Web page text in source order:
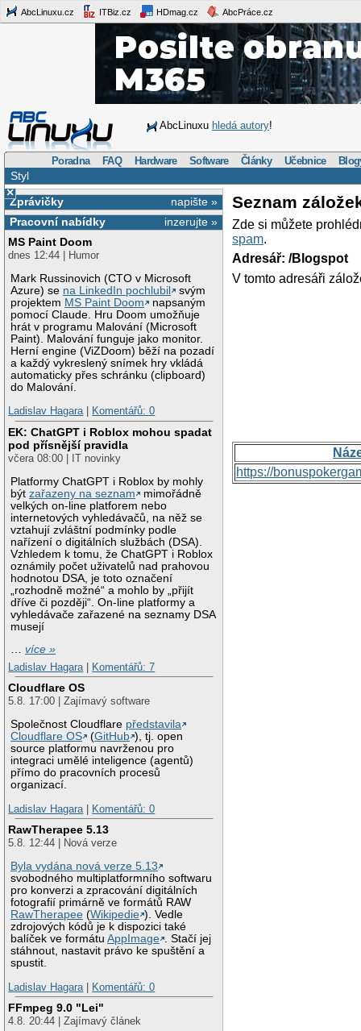
AbcLinuxu.cz ITBiz.cz HDmag.cz AbcPráce.cz
AbcLinuxu hledá autory!
Poradna FAQ Hardware Software Články Učebnice
Styl
×
napište »
Zprávičky
inzerujte »
Pracovní nabídky
MS Paint Doom
dnes 12:44 | Humor
Mark Russinovich (CTO v Microsoft
Azure) se na LinkedIn pochlubil
svým
projektem MS Paint Doom
napsaným
pomocí Claude. Hru Doom umožňuje
hrát v programu Malování (Microsoft
Paint). Malování funguje jako monitor.
Herní engine (ViZDoom) běží na pozadí
a každý vykreslený snímek hry vkládá
automaticky přes schránku (clipboard)
do Malování.
Ladislav Hagara| Komentářů: 0
EK: ChatGPT i Roblox mohou spadat
pod přísnější pravidla
včera 08:00 | IT novinky
Platformy ChatGPT i Roblox by mohly
býtzařazeny na seznam
mimořádně
velkých on-line platforem nebo
internetových vyhledávačů, na něž se
vztahují zvláštní podmínky podle
nařízení o digitálních službách (DSA).
Vzhledem k tomu, že ChatGPT i Roblox
oznámily počet uživatelů nad prahovou
hodnotou DSA, je toto označení
„rozhodně možné“ a mohlo by „přijít
dříve či později“. On-line platformy a
vyhledávače zařazené na seznamy DSA
musejí
…více »
Ladislav Hagara
Komentářů: 7
Cloudflare OS
5.8. 17:00 | Zajímavý software
Společnost Cloudflare představila
Cloudflare OS
(GitHub ), tj. open
source platformu navrženou pro
integraci umělé inteligence (agentů)
přímo do pracovních procesů
organizací.
Ladislav Hagara
Komentářů: 0
RawTherapee 5.13
5.8. 12:44 | Nová verze
Byla vydána nová verze 5.13
svobodného multiplatformního softwaru
pro konverzi a zpracování digitálních
fotografií primárně ve formátů RAW
RawTherapee (Wikipedie ). Vedle
zdrojových kódů je k dispozici také
balíček ve formátuAppImage . Stačí jej
stáhnout, nastavit právo ke spuštění a
spustit.
Ladislav Hagara
Komentářů: 0
FFmpeg 9.0 "Lei"
4.8. 20:44 | Zajímavý článek
Seznam
Zde si můžete
spam.
Adresář: /Blogspot
V tomto adresáři
https://